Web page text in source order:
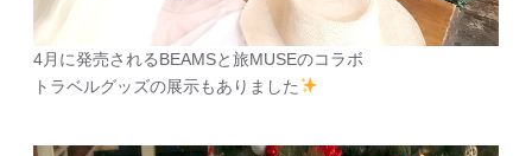
4月に発売されるBEAMSと旅MUSEのコラボ
トラベルグッズの展示もありました